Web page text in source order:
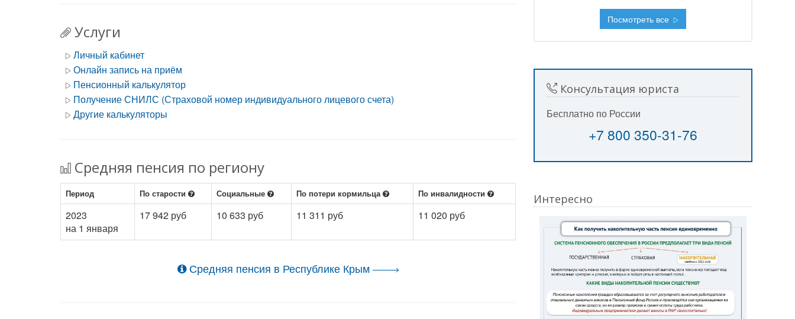
Услуги
Личный кабинет
Онлайн запись на приём
Пенсионный калькулятор
Получение СНИЛС (Страховой номер индивидуального лицевого счета)
Другие калькуляторы
Средняя пенсия по региону
Период По старости Социальные По потери кормильца По инвалидности
2023
на 1 января
17 942 руб 10 633 руб 11 311 руб 11 020 руб
Средняя пенсия в Республике Крым
Посмотреть все
Консультация юриста
Бесплатно по России
+7 800 350-31-76
Интересно